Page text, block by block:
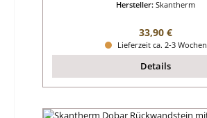
Hersteller: Skantherm
Regulärer Preis:
33,90 €
Lieferzeit ca. 2-3 Wochen
Details